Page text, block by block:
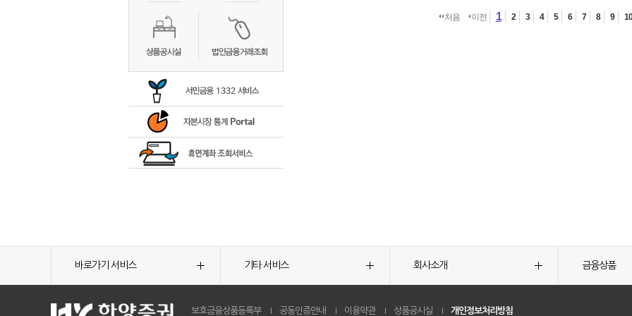
처음 이전 1 2 3 4 5 6 7 8 9 10
바로가기 서비스 기타 서비스 회사소개 금융상품
보호금융상품등록부 공동인증안내 이용약관 상품공시실 개인정보처리방침